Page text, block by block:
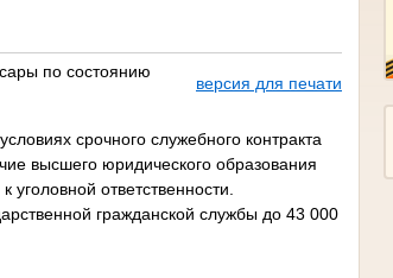
по состоянию
версия для печати
срочного служебного контракта
высшего юридического образования
ответственности.
гражданской службы до 43 000